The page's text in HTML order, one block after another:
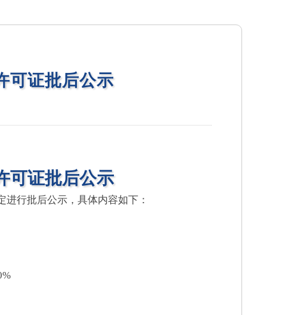
可证批后公示
可证批后公示
行批后公示，具体内容如下：